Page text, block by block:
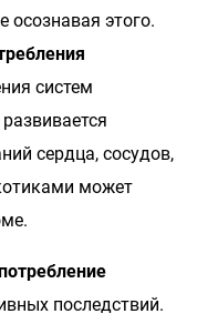
этого.
систем
сердца, сосудов,
может
последствий.